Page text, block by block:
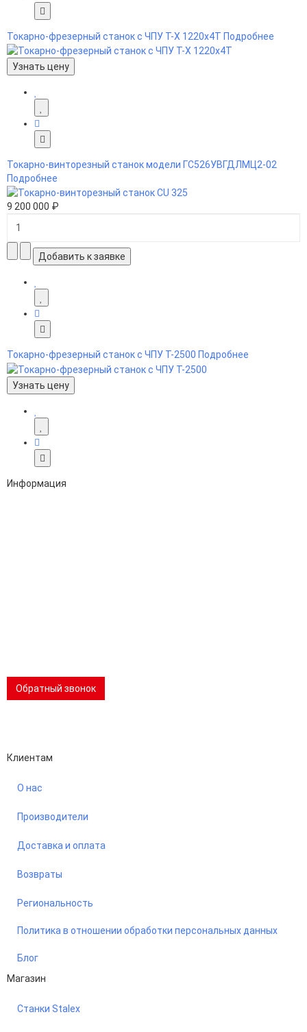
Токарно-фрезерный станок с ЧПУ Т-X 1220x4T Подробнее
Узнать цену
Токарно-винторезный станок модели ГС526УВГДЛМЦ2-02
Подробнее
9 200 000 ₽
Токарно-фрезерный станок с ЧПУ Т-2500 Подробнее
Узнать цену
Информация
Обратный звонок
Клиентам
О нас
Производители
Доставка и оплата
Возвраты
Региональность
Политика в отношении обработки персональных данных
Блог
Магазин
Станки Stalex